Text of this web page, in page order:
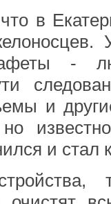
в
-
и
но
и стал